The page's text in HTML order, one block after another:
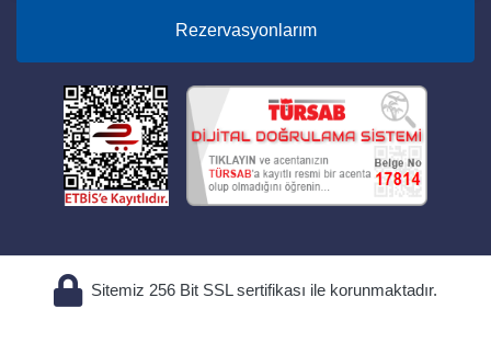
Rezervasyonlarım
Sitemiz 256 Bit SSL sertifikası ile korunmaktadır.